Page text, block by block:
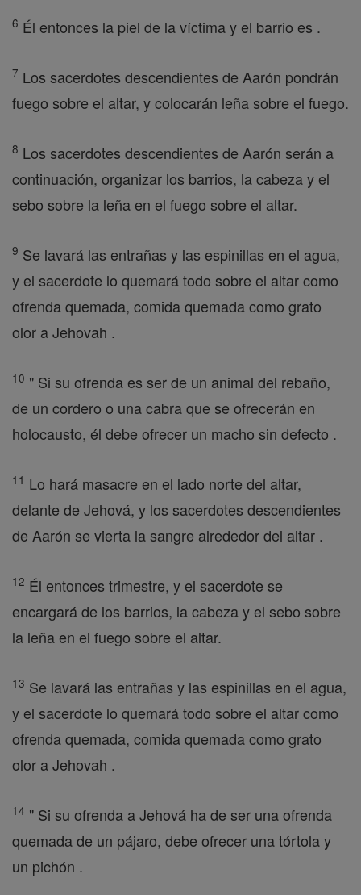
6 Él entonces la piel de la víctima y el barrio es .
7 Los sacerdotes descendientes de Aarón pondrán
fuego sobre el altar, y colocarán leña sobre el fuego.
8 Los sacerdotes descendientes de Aarón serán a
continuación, organizar los barrios, la cabeza y el
sebo sobre la leña en el fuego sobre el altar.
9 Se lavará las entrañas y las espinillas en el agua,
y el sacerdote lo quemará todo sobre el altar como
ofrenda quemada, comida quemada como grato
olor a Jehovah .
10 " Si su ofrenda es ser de un animal del rebaño,
de un cordero o una cabra que se ofrecerán en
holocausto, él debe ofrecer un macho sin defecto .
11 Lo hará masacre en el lado norte del altar,
delante de Jehová, y los sacerdotes descendientes
de Aarón se vierta la sangre alrededor del altar .
12 Él entonces trimestre, y el sacerdote se
encargará de los barrios, la cabeza y el sebo sobre
la leña en el fuego sobre el altar.
13 Se lavará las entrañas y las espinillas en el agua,
y el sacerdote lo quemará todo sobre el altar como
ofrenda quemada, comida quemada como grato
olor a Jehovah .
14 " Si su ofrenda a Jehová ha de ser una ofrenda
quemada de un pájaro, debe ofrecer una tórtola y
un pichón .